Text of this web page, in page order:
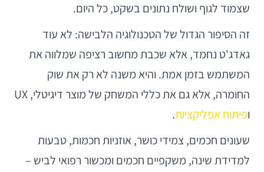
שצמוד לגוף ושולח נתונים בשקט, כל היום.
זה הסיפור הגדול של הטכנולוגיה הלבישה: לא עוד
גאדג'ט נחמד, אלא שכבת מחשוב רציפה שמלווה את
המשתמש בזמן אמת. והיא משנה לא רק את שוק
החומרה, אלא גם את כללי המשחק של מוצר דיגיטלי, UX
ופיתוח אפליקציות.
שעונים חכמים, צמידי כושר, אוזניות חכמות, טבעות
למדידת שינה, משקפיים חכמים ומכשור רפואי לביש –